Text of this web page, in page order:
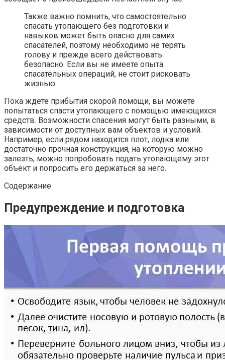
Также важно помнить, что самостоятельно
спасать утопающего без подготовки и
навыков может быть опасно для самих
спасателей, поэтому необходимо не терять
голову и прежде всего действовать
безопасно. Если вы не имеете опыта
спасательных операций, не стоит рисковать
жизнью.
Пока ждете прибытия скорой помощи, вы можете
попытаться спасти утопающего с помощью имеющихся
средств. Возможности спасения могут быть разными, в
зависимости от доступных вам объектов и условий.
Например, если рядом находится плот, лодка или
достаточно прочная конструкция, на которую можно
залезть, можно попробовать подать утопающему этот
объект и попросить его держаться за него.
Содержание
Предупреждение и подготовка